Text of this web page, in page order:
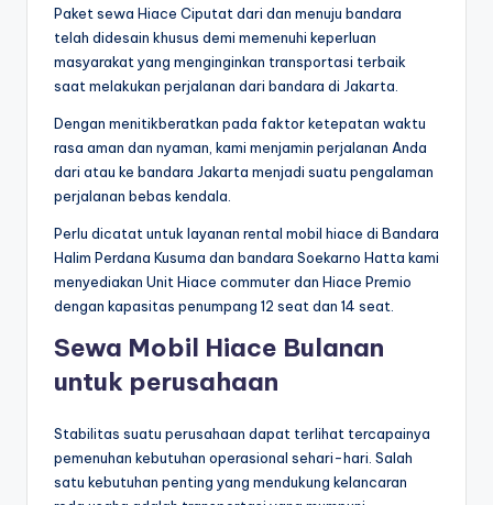
Paket sewa Hiace Ciputat dari dan menuju bandara
telah didesain khusus demi memenuhi keperluan
masyarakat yang menginginkan transportasi terbaik
saat melakukan perjalanan dari bandara di Jakarta.
Dengan menitikberatkan pada faktor ketepatan waktu
rasa aman dan nyaman, kami menjamin perjalanan Anda
dari atau ke bandara Jakarta menjadi suatu pengalaman
perjalanan bebas kendala.
Perlu dicatat untuk layanan rental mobil hiace di Bandara
Halim Perdana Kusuma dan bandara Soekarno Hatta kami
menyediakan Unit Hiace commuter dan Hiace Premio
dengan kapasitas penumpang 12 seat dan 14 seat.
Sewa Mobil Hiace Bulanan
untuk perusahaan
Stabilitas suatu perusahaan dapat terlihat tercapainya
pemenuhan kebutuhan operasional sehari-hari. Salah
satu kebutuhan penting yang mendukung kelancaran